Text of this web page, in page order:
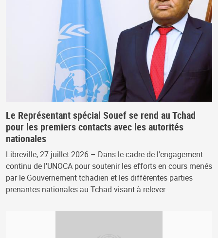
Le Représentant spécial Souef se rend au Tchad
pour les premiers contacts avec les autorités
nationales
Libreville, 27 juillet 2026 – Dans le cadre de l'engagement
continu de l'UNOCA pour soutenir les efforts en cours menés
par le Gouvernement tchadien et les différentes parties
prenantes nationales au Tchad visant à relever…